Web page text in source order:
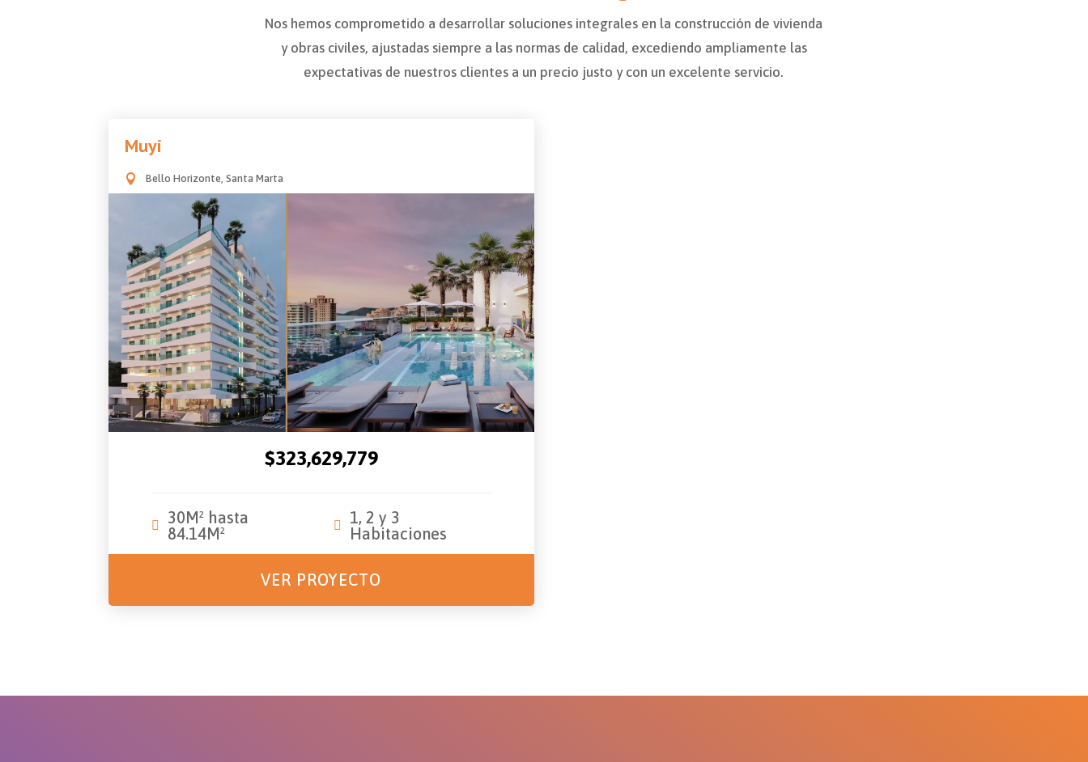
Nos hemos comprometido a desarrollar soluciones integrales en la construcción de vivienda
y obras civiles, ajustadas siempre a las normas de calidad, excediendo ampliamente las
expectativas de nuestros clientes a un precio justo y con un excelente servicio.
Muyi
Bello Horizonte, Santa Marta
$323,629,779
30M² hasta
84.14M²
1, 2 y 3
Habitaciones
VER PROYECTO